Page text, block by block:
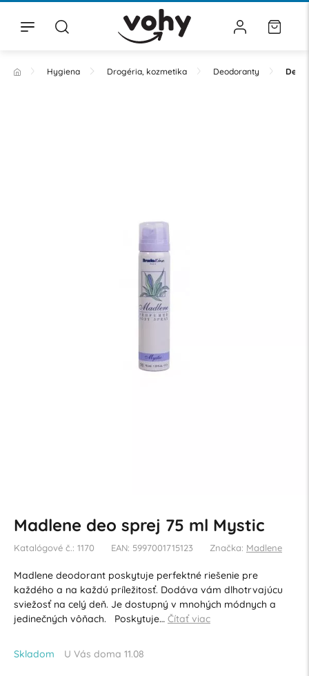
Hygiena Drogéria, kozmetika Deodoranty
Madlene deo sprej 75 ml Mystic
Katalógové č.: 1170 EAN: 5997001715123 Značka: Madlene
Madlene deodorant poskytuje perfektné riešenie pre
každého a na každú príležitosť. Dodáva vám dlhotrvajúcu
sviežosť na celý deň. Je dostupný v mnohých módnych a
jedinečných vôňach. Poskytuje… Čítať viac
Skladom U Vás doma 11.08